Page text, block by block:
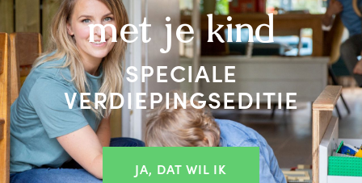
met je kind
SPECIALE
VERDIEPINGSEDITIE
JA, DAT WIL IK